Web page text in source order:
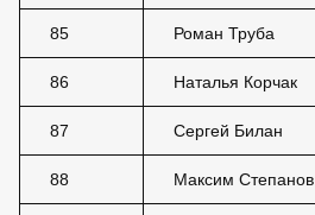
85 Роман Труба
86 Наталья Корчак
87 Сергей Билан
88 Максим Степанов